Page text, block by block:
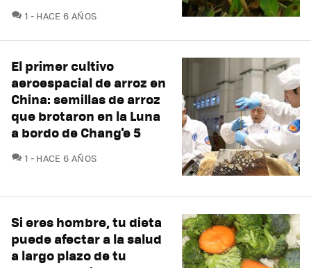
1 COMENTARIOS
HACE 6 AÑOS
El primer cultivo
aeroespacial de arroz en
China: semillas de arroz
que brotaron en la Luna
a bordo de Chang'e 5
1 COMENTARIOS
HACE 6 AÑOS
Si eres hombre, tu dieta
puede afectar a la salud
a largo plazo de tu